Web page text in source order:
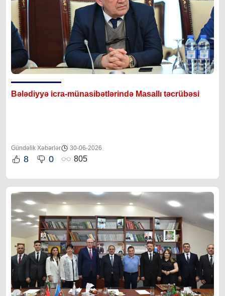
Bələdiyyə icra-münasibətlərində Masallı təcrübəsi
Gündəlik Xəbərlər 30-06-2026
8 0 805